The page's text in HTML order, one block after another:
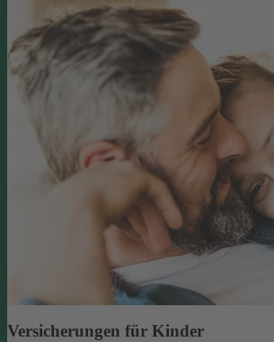
Versicherungen für Kinder